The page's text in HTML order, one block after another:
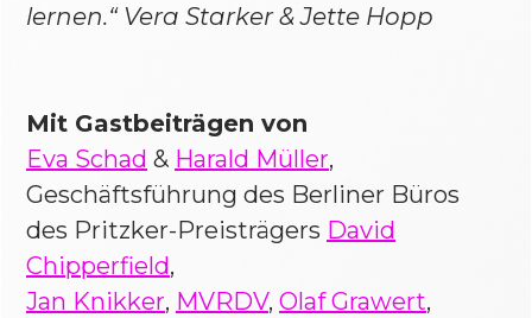
lernen.“ Vera Starker & Jette Hopp
Mit Gastbeiträgen von
Eva Schad & Harald Müller,
Geschäftsführung des Berliner Büros
des Pritzker-Preisträgers David
Chipperfield,
Jan Knikker, MVRDV, Olaf Grawert,